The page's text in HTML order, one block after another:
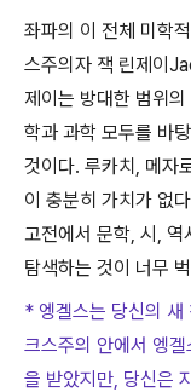
좌파의 이 전체 미학
스주의자 잭 린제이
제이는 방대한 범위의
학과 과학 모두를 바
것이다. 루카치 , 메자
이 충분히 가치가 없
고전에서 문학, 시 , 역
탐색하는 것이 너무
* 엥겔스는 당신의 새
크스주의 안에서 엥
을 받았지만, 당신은